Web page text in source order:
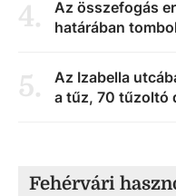
4.
Az összefogás
határában
5.
Az Izabella
a tűz, 70 tűzoltó
Fehérvári